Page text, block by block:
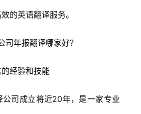
的英语翻译服务。
经验和技能
司成立将近20年，是一家专业